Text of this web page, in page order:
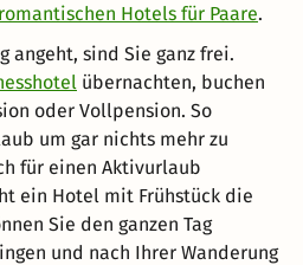
romantischen Hotels für Paare.
angeht, sind Sie ganz frei.
übernachten, buchen
oder Vollpension. So
um gar nichts mehr zu
für einen Aktivurlaub
ein Hotel mit Frühstück die
Sie den ganzen Tag
und nach Ihrer Wanderung